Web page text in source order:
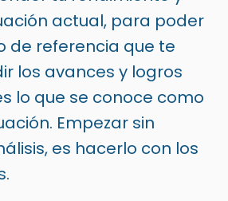
actual, para poder
de referencia que te
los avances y logros
lo que se conoce como
Empezar sin
es hacerlo con los